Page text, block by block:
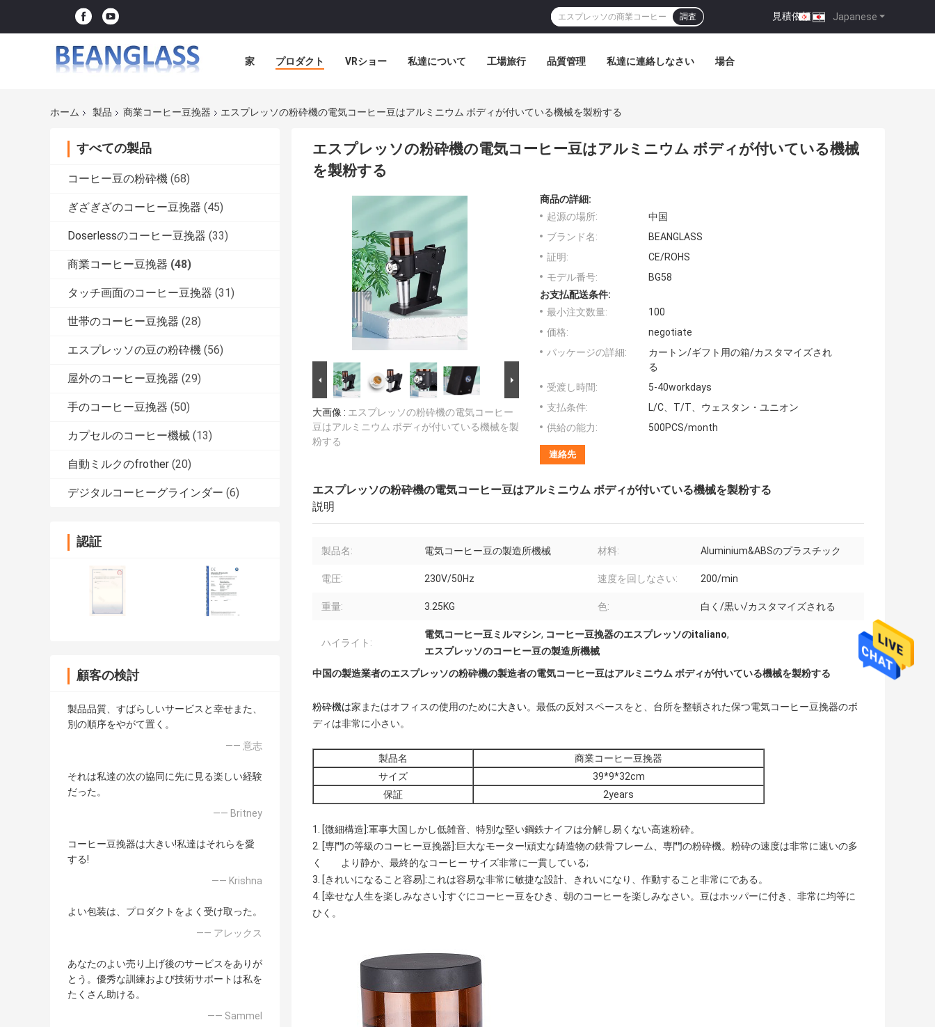
Japanese
見積依頼 |
調査
家 プロダクト VRショー 私達について 工場旅行 品質管理 私達に連絡しなさい 場合
ホーム 製品 商業コーヒー豆挽器 エスプレッソの粉砕機の電気コーヒー豆はアルミニウム ボディが付いている機械を製粉する
すべての製品
コーヒー豆の粉砕機 (68)
ぎざぎざのコーヒー豆挽器 (45)
Doserlessのコーヒー豆挽器 (33)
商業コーヒー豆挽器 (48)
タッチ画面のコーヒー豆挽器 (31)
世帯のコーヒー豆挽器 (28)
エスプレッソの豆の粉砕機 (56)
屋外のコーヒー豆挽器 (29)
手のコーヒー豆挽器 (50)
カプセルのコーヒー機械 (13)
自動ミルクのfrother (20)
デジタルコーヒーグラインダー (6)
認証
顧客の検討
製品品質、すばらしいサービスと幸せまた、
別の順序をやがて置く。
—— 意志
それは私達の次の協同に先に見る楽しい経験
だった。
—— Britney
コーヒー豆挽器は大きい!私達はそれらを愛
する!
—— Krishna
よい包装は、プロダクトをよく受け取った。
—— アレックス
あなたのよい売り上げ後のサービスをありが
とう。優秀な訓練および技術サポートは私を
たくさん助ける。
—— Sammel
エスプレッソの粉砕機の電気コーヒー豆はアルミニウム ボディが付いている機械
を製粉する
大画像 : エスプレッソの粉砕機の電気コーヒー
豆はアルミニウム ボディが付いている機械を製
粉する
商品の詳細:
起源の場所:
中国
ブランド名:
BEANGLASS
証明:
CE/ROHS
モデル番号:
BG58
お支払配送条件:
最小注文数量:
100
価格:
negotiate
パッケージの詳細:
カートン/ギフト用の箱/カスタマイズされ
る
受渡し時間:
5-40workdays
支払条件:
L/C、T/T、ウェスタン・ユニオン
供給の能力:
500PCS/month
連絡先
エスプレッソの粉砕機の電気コーヒー豆はアルミニウム ボディが付いている機械を製粉する
説明
製品名: 電気コーヒー豆の製造所機械 材料: Aluminium&ABSのプラスチック
電圧: 230V/50Hz 速度を回しなさい: 200/min
重量: 3.25KG 色: 白く/黒い/カスタマイズされる
ハイライト:
電気コーヒー豆ミルマシン, コーヒー豆挽器のエスプレッソのitaliano,
エスプレッソのコーヒー豆の製造所機械
中国の製造業者のエスプレッソの粉砕機の製造者の電気コーヒー豆はアルミニウム ボディが付いている機械を製粉する
粉砕機は家またはオフィスの使用のために大きい。最低の反対スペースをと、台所を整頓された保つ電気コーヒー豆挽器のボ
ディは非常に小さい。
製品名
商業コーヒー豆挽器
サイズ
39*9*32cm
保証
2years
1. [微細構造]:軍事大国しかし低雑音、特別な堅い鋼鉄ナイフは分解し易くない高速粉砕。
2. [専門の等級のコーヒー豆挽器]:巨大なモーター!頑丈な鋳造物の鉄骨フレーム、専門の粉砕機。粉砕の速度は非常に速いの多
く より静か、最終的なコーヒー サイズ非常に一貫している;
3. [きれいになること容易]:これは容易な非常に敏捷な設計、きれいになり、作動すること非常にである。
4. [幸せな人生を楽しみなさい]:すぐにコーヒー豆をひき、朝のコーヒーを楽しみなさい。豆はホッパーに付き、非常に均等に
ひく。